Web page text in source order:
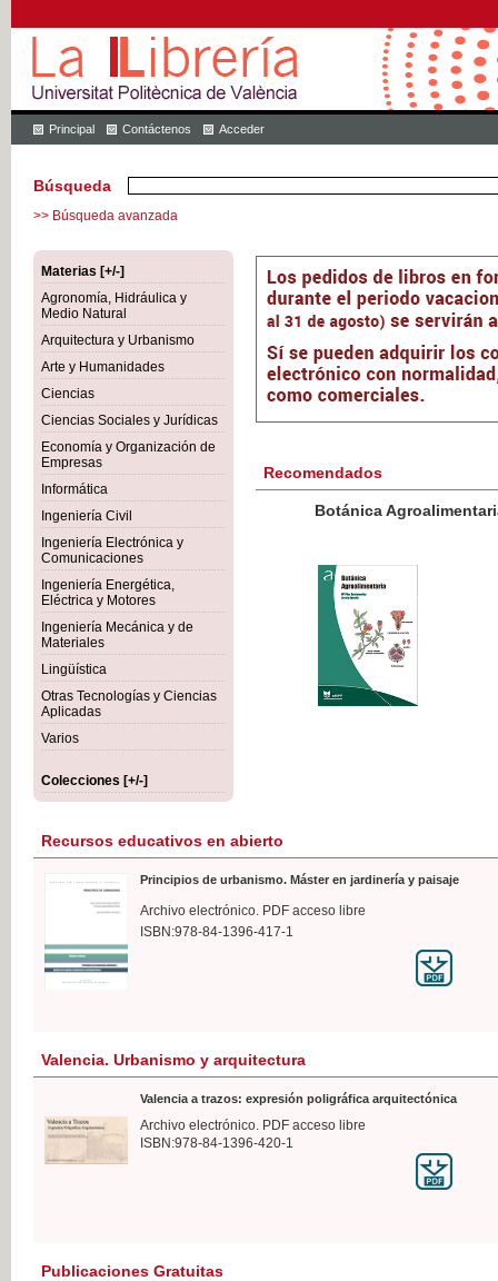
Principal Contáctenos Acceder
Búsqueda
>> Búsqueda avanzada
Materias [+/-]
Agronomía, Hidráulica y
Medio Natural
Arquitectura y Urbanismo
Arte y Humanidades
Ciencias
Ciencias Sociales y Jurídicas
Economía y Organización de
Empresas
Informática
Ingeniería Civil
Ingeniería Electrónica y
Comunicaciones
Ingeniería Energética,
Eléctrica y Motores
Ingeniería Mecánica y de
Materiales
Lingüística
Otras Tecnologías y Ciencias
Aplicadas
Varios
Colecciones [+/-]
Recomendados
Botánica Agroalimentaria
Recursos educativos en abierto
Principios de urbanismo. Máster en jardinería y paisaje
Archivo electrónico. PDF acceso libre
ISBN:978-84-1396-417-1
Valencia. Urbanismo y arquitectura
Valencia a trazos: expresión poligráfica arquitectónica
Archivo electrónico. PDF acceso libre
ISBN:978-84-1396-420-1
Publicaciones Gratuitas